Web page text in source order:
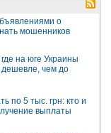
о
мошенников
на юге Украины
дешевле, чем до
по 5 тыс. грн: кто и
выплаты